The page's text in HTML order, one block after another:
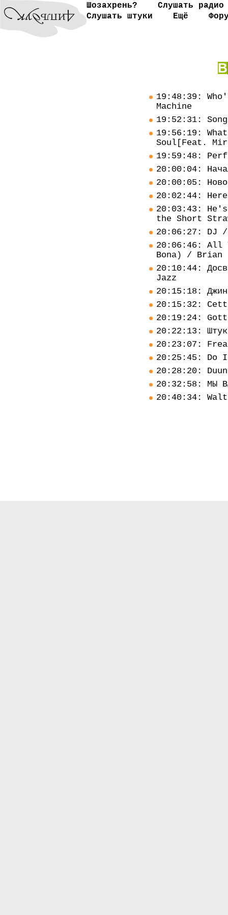
Шозахрень?
Слушать радио
Слушать штуки
Ещё
В
19:48:39:
Machine
19:52:31:
19:56:19:
Soul[Feat.
19:59:48:
20:00:04:
20:00:05:
20:02:44:
20:03:43:
the Short
20:06:27: DJ /
20:06:46: All
Bona) / Brian
20:10:44:
Jazz
20:15:18:
20:15:32:
20:19:24:
20:22:13:
20:23:07:
20:25:45:
20:28:20:
20:32:58: МЫ
20:40:34: